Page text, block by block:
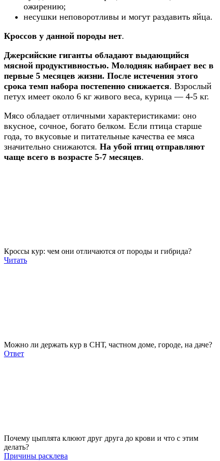
ожирению;
несушки неповоротливы и могут раздавить яйца.
Кроссов у данной породы нет.
Джерсийские гиганты обладают выдающийся
мясной продуктивностью. Молодняк набирает вес в
первые 5 месяцев жизни. После истечения этого
срока темп набора постепенно снижается. Взрослый
петух имеет около 6 кг живого веса, курица — 4-5 кг.
Мясо обладает отличными характеристиками: оно
вкусное, сочное, богато белком. Если птица старше
года, то вкусовые и питательные качества ее мяса
значительно снижаются. На убой птиц отправляют
чаще всего в возрасте 5-7 месяцев.
Кроссы кур: чем они отличаются от породы и гибрида?
Читать
Можно ли держать кур в СНТ, частном доме, городе, на даче?
Ответ
Почему цыплята клюют друг друга до крови и что с этим
делать?
Причины расклева